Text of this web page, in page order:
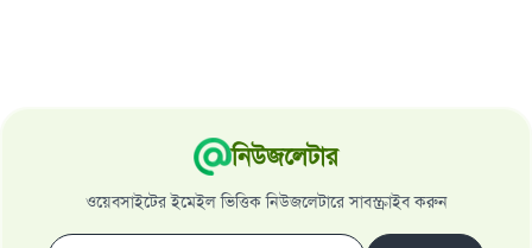
নিউজলেটার
ওয়েবসাইটের ইমেইল ভিত্তিক নিউজলেটারে সাবস্ক্রাইব করুন